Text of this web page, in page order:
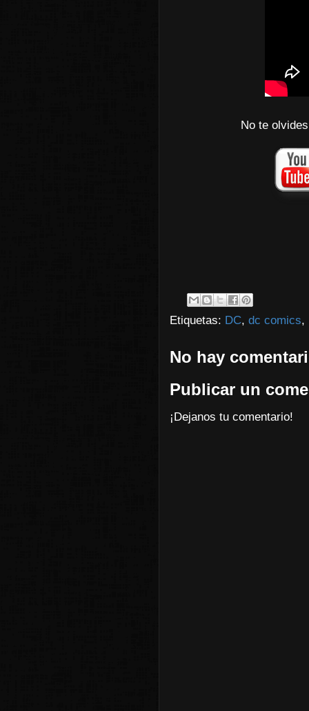
No te
Etiquetas: DC, dc comics,
No hay
Publicar un
¡Dejanos tu comentario!